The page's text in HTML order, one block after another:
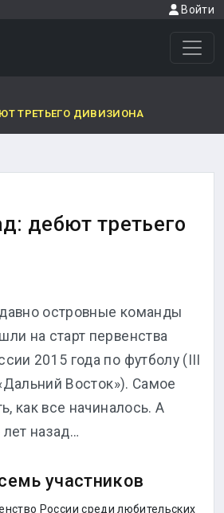
Войти
ТРЕТЬЕГО ДИВИЗИОНА
дебют третьего
островные команды
на старт первенства
2015 года по футболу (III
Восток»). Самое
как все начиналось. А
назад…
участников
России среди любительских